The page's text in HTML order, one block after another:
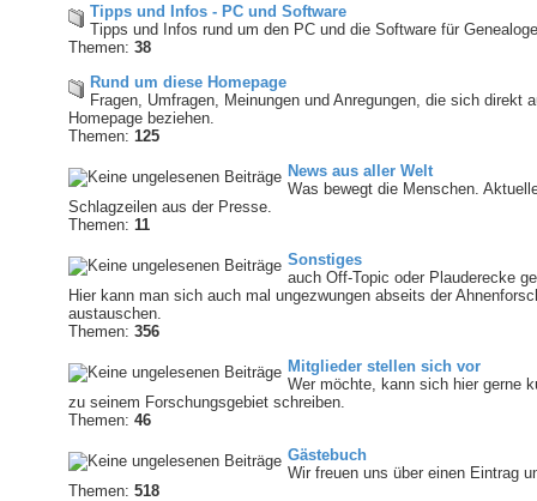
Tipps und Infos - PC und Software
Tipps und Infos rund um den PC und die Software für
Themen: 38
Rund um diese Homepage
Fragen, Umfragen, Meinungen und Anregungen, die sich direkt
Homepage beziehen.
Themen: 125
News aus aller Welt
Was bewegt die Menschen.
Schlagzeilen aus der Presse.
Themen: 11
Sonstiges
auch Off-Topic oder Plauderecke
Hier kann man sich auch mal ungezwungen abseits der
austauschen.
Themen: 356
Mitglieder stellen sich vor
Wer möchte, kann sich hier gerne
zu seinem Forschungsgebiet schreiben.
Themen: 46
Gästebuch
Wir freuen uns über einen Eintrag
Themen: 518